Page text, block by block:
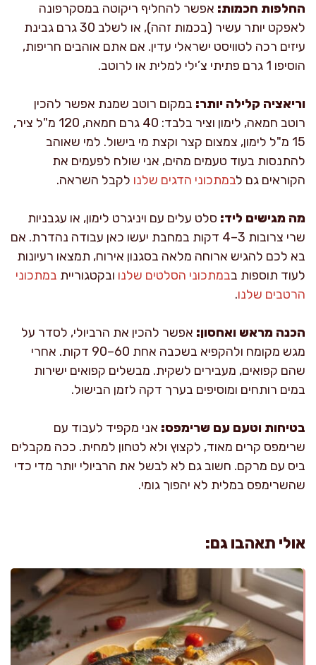
החלפות חכמות: אפשר להחליף ריקוטה במסקרפונה
לאפקט יותר עשיר (בכמות זהה), או לשלב 30 גרם גבינת
עיזים רכה לטוויסט ישראלי עדין. אם אתם אוהבים חריפות,
הוסיפו 1 גרם פתיתי צ’ילי למלית או לרוטב.
וריאציה קלילה יותר: במקום רוטב שמנת אפשר להכין
רוטב חמאה, לימון וציר בלבד: 40 גרם חמאה, 120 מ"ל ציר,
15 מ"ל לימון, צמצום קצר וקצת מי בישול. למי שאוהב
להתנסות בעוד טעמים מהים, אני שולח לפעמים את
הקוראים גם לבמתכוני הדגים שלנו לקבל השראה.
מה מגישים ליד: סלט עלים עם ויניגרט לימון, או עגבניות
שרי צרובות 3–4 דקות במחבת יעשו כאן עבודה נהדרת. אם
בא לכם להגיש ארוחה מלאה בסגנון אירוח, תמצאו רעיונות
לעוד תוספות בבמתכוני הסלטים שלנו ובקטגוריית במתכוני
הרטבים שלנו.
הכנה מראש ואחסון: אפשר להכין את הרביולי, לסדר על
מגש מקומח ולהקפיא בשכבה אחת 60–90 דקות. אחרי
שהם קפואים, מעבירים לשקית. מבשלים קפואים ישירות
במים רותחים ומוסיפים בערך דקה לזמן הבישול.
בטיחות וטעם עם שרימפס: אני מקפיד לעבוד עם
שרימפס קרים מאוד, לקצוץ ולא לטחון למחית. ככה מקבלים
ביס עם מרקם. חשוב גם לא לבשל את הרביולי יותר מדי כדי
שהשרימפס במלית לא יהפוך גומי.
אולי תאהבו גם: